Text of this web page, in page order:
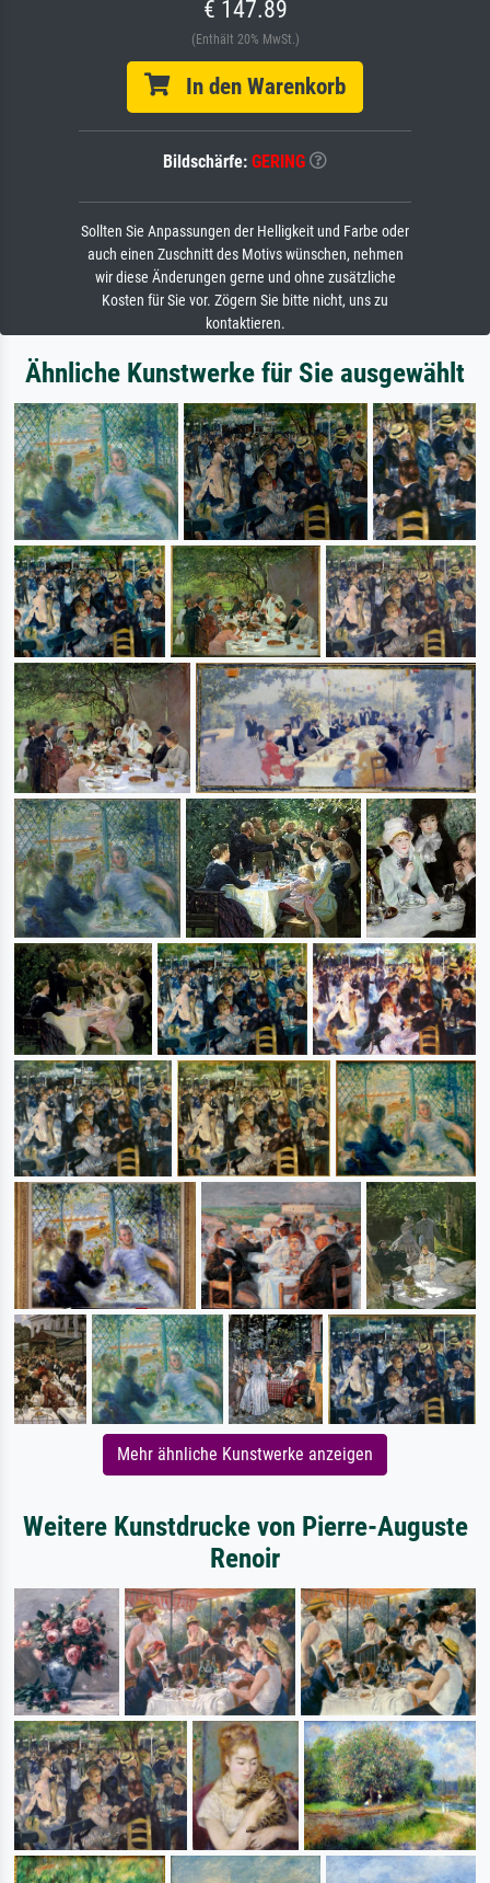
€ 147.89
(Enthält 20% MwSt.)
In den Warenkorb
Bildschärfe: GERING
Sollten Sie Anpassungen der Helligkeit und Farbe oder
auch einen Zuschnitt des Motivs wünschen, nehmen
wir diese Änderungen gerne und ohne zusätzliche
Kosten für Sie vor. Zögern Sie bitte nicht, uns zu
kontaktieren.
Ähnliche Kunstwerke für Sie ausgewählt
Mehr ähnliche Kunstwerke anzeigen
Weitere Kunstdrucke von Pierre-Auguste
Renoir